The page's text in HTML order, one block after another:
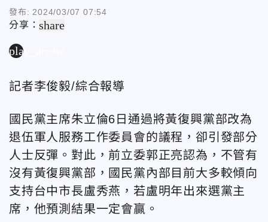
發布: 2024/03/07 07:54
分享：share
play_arrow
記者李俊毅/綜合報導
國民黨主席朱立倫6日通過將黃復興黨部改為
退伍軍人服務工作委員會的議程，卻引發部分
人士反彈。對此，前立委郭正亮認為，不管有
沒有黃復興黨部，國民黨內部目前大多較傾向
支持台中市長盧秀燕，若盧明年出來選黨主
席，他預測結果一定會贏。